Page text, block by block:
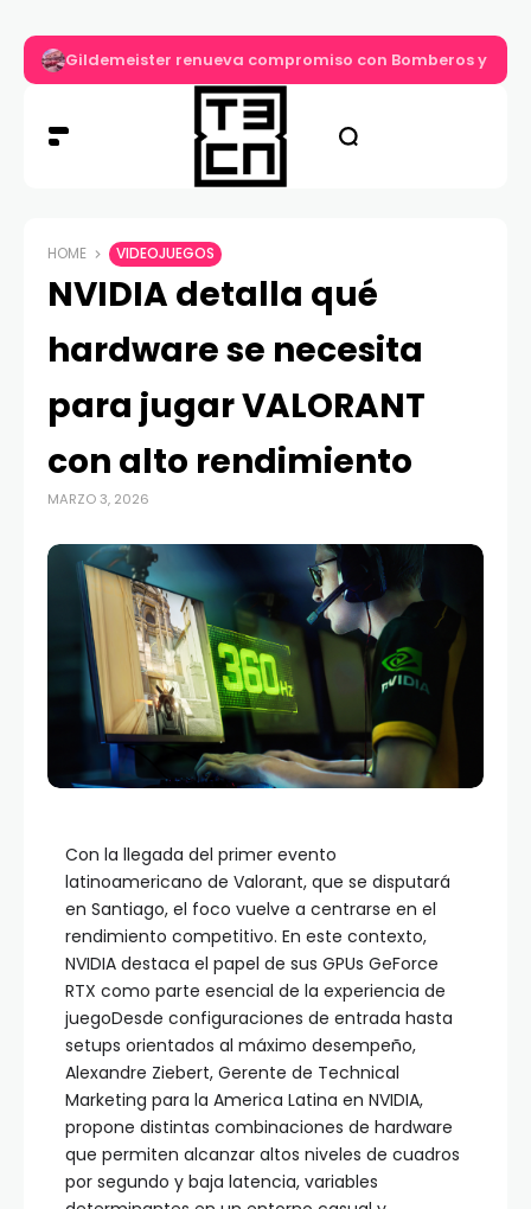
Gildemeister renueva compromiso con Bomberos y
HOME VIDEOJUEGOS
NVIDIA detalla qué
hardware se necesita
para jugar VALORANT
con alto rendimiento
MARZO 3, 2026
Con la llegada del primer evento
latinoamericano de Valorant, que se disputará
en Santiago, el foco vuelve a centrarse en el
rendimiento competitivo. En este contexto,
NVIDIA destaca el papel de sus GPUs GeForce
RTX como parte esencial de la experiencia de
juegoDesde configuraciones de entrada hasta
setups orientados al máximo desempeño,
Alexandre Ziebert, Gerente de Technical
Marketing para la America Latina en NVIDIA,
propone distintas combinaciones de hardware
que permiten alcanzar altos niveles de cuadros
por segundo y baja latencia, variables